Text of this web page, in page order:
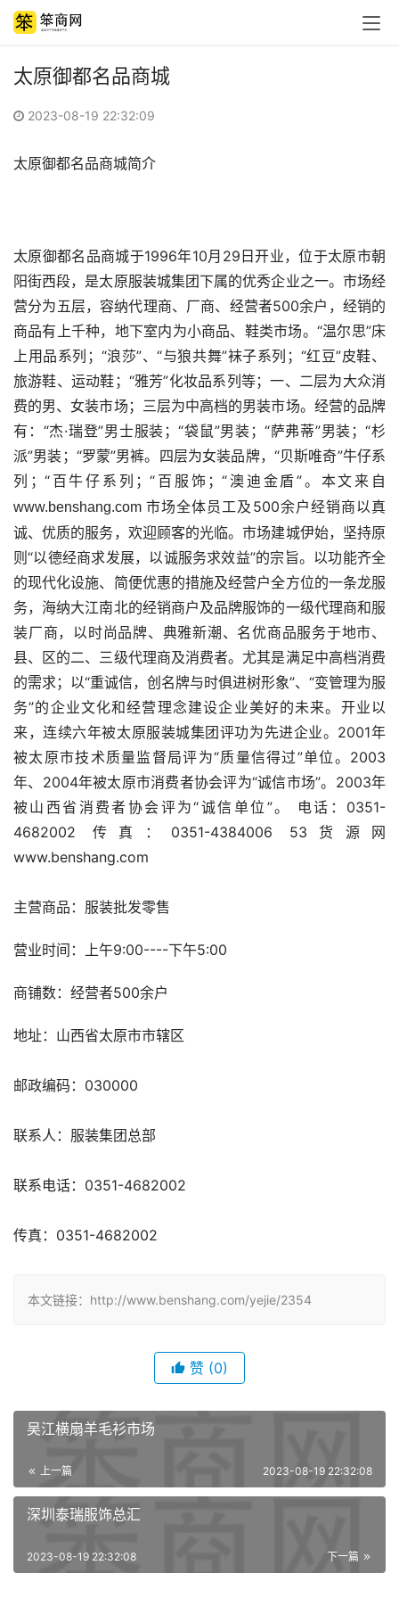
太原御都名品商城
2023-08-19 22:32:09
太原御都名品商城简介
太原御都名品商城于1996年10月29日开业，位于太原市朝
阳街西段，是太原服装城集团下属的优秀企业之一。市场经
营分为五层，容纳代理商、厂商、经营者500余户，经销的
商品有上千种，地下室内为小商品、鞋类市场。“温尔思”床
上用品系列；“浪莎”、“与狼共舞”袜子系列；“红豆”皮鞋、
旅游鞋、运动鞋；“雅芳”化妆品系列等；一、二层为大众消
费的男、女装市场；三层为中高档的男装市场。经营的品牌
有：“杰·瑞登”男士服装；“袋鼠”男装；“萨弗蒂”男装；“杉
派”男装；“罗蒙”男裤。四层为女装品牌，“贝斯唯奇”牛仔系
列；“百牛仔系列；“百服饰；“澳迪金盾”。
本文来自
www.benshang.com 市场全体员工及500余户经销商以真
诚、优质的服务，欢迎顾客的光临。市场建城伊始，坚持原
则“以德经商求发展，以诚服务求效益”的宗旨。以功能齐全
的现代化设施、简便优惠的措施及经营户全方位的一条龙服
务，海纳大江南北的经销商户及品牌服饰的一级代理商和服
装厂商，以时尚品牌、典雅新潮、名优商品服务于地市、
县、区的二、三级代理商及消费者。尤其是满足中高档消费
的需求；以“重诚信，创名牌与时俱进树形象”、“变管理为服
务”的企业文化和经营理念建设企业美好的未来。开业以
来，连续六年被太原服装城集团评功为先进企业。2001年
被太原市技术质量监督局评为“质量信得过”单位。2003
年、2004年被太原市消费者协会评为“诚信市场”。2003年
被山西省消费者协会评为“诚信单位”。 电话：0351-
4682002 传真：0351-4384006 53货源网
www.benshang.com
主营商品：服装批发零售
营业时间：上午9:00----下午5:00
商铺数：经营者500余户
地址：山西省太原市市辖区
邮政编码：030000
联系人：服装集团总部
联系电话：0351-4682002
传真：0351-4682002
本文链接：http://www.benshang.com/yejie/2354
赞 (0)
吴江横扇羊毛衫市场
上一篇 2023-08-19 22:32:08
深圳泰瑞服饰总汇
下一篇
2023-08-19 22:32:08